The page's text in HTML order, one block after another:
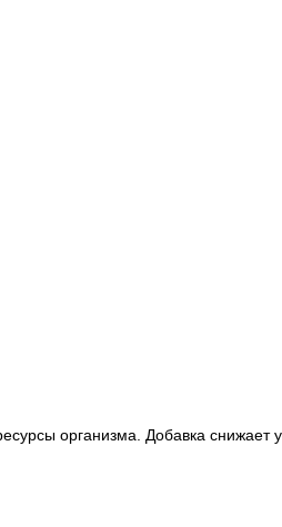
организма. Добавка снижает